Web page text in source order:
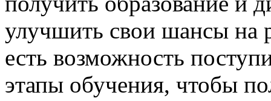
улучшить свои шансы на
есть возможность
этапы обучения, чтобы